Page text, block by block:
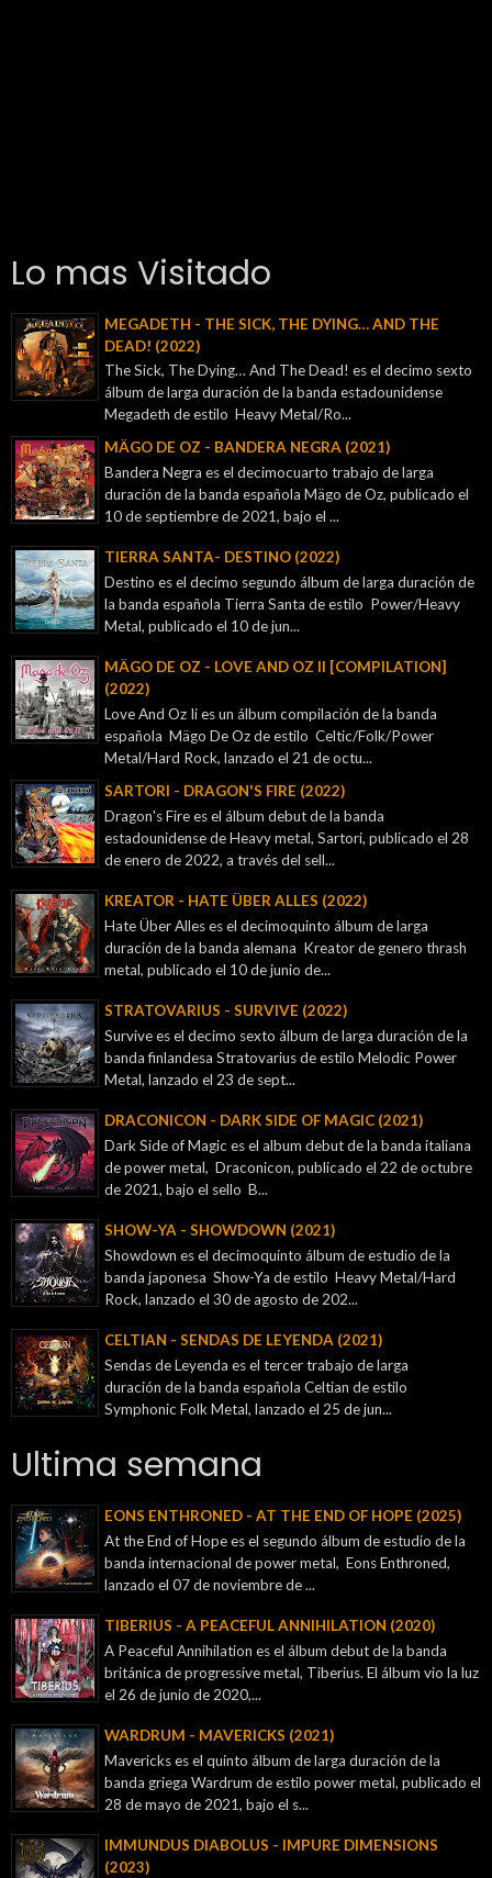
Lo mas Visitado
MEGADETH - THE SICK, THE DYING… AND THE
DEAD! (2022)
The Sick, The Dying… And The Dead! es el decimo sexto
álbum de larga duración de la banda estadounidense
Megadeth de estilo Heavy Metal/Ro...
MÄGO DE OZ - BANDERA NEGRA (2021)
Bandera Negra es el decimocuarto trabajo de larga
duración de la banda española Mägo de Oz, publicado el
10 de septiembre de 2021, bajo el ...
TIERRA SANTA- DESTINO (2022)
Destino es el decimo segundo álbum de larga duración de
la banda española Tierra Santa de estilo Power/Heavy
Metal, publicado el 10 de jun...
MÄGO DE OZ - LOVE AND OZ II [COMPILATION]
(2022)
Love And Oz Ii es un álbum compilación de la banda
española Mägo De Oz de estilo Celtic/Folk/Power
Metal/Hard Rock, lanzado el 21 de octu...
SARTORI - DRAGON'S FIRE (2022)
Dragon's Fire es el álbum debut de la banda
estadounidense de Heavy metal, Sartori, publicado el 28
de enero de 2022, a través del sell...
KREATOR - ‎HATE ÜBER ALLES (2022)
Hate Über Alles es el decimoquinto álbum de larga
duración de la banda alemana Kreator de genero thrash
metal, publicado el 10 de junio de...
STRATOVARIUS - SURVIVE (2022)
Survive es el decimo sexto álbum de larga duración de la
banda finlandesa Stratovarius de estilo Melodic Power
Metal, lanzado el 23 de sept...
DRACONICON - DARK SIDE OF MAGIC (2021)
Dark Side of Magic es el album debut de la banda italiana
de power metal, Draconicon, publicado el 22 de octubre
de 2021, bajo el sello B...
SHOW-YA - SHOWDOWN (2021)
Showdown es el decimoquinto álbum de estudio de la
banda japonesa Show-Ya de estilo Heavy Metal/Hard
Rock, lanzado el 30 de agosto de 202...
CELTIAN - SENDAS DE LEYENDA (2021)
Sendas de Leyenda es el tercer trabajo de larga
duración de la banda española Celtian de estilo
Symphonic Folk Metal, lanzado el 25 de jun...
Ultima semana
EONS ENTHRONED - AT THE END OF HOPE (2025)
At the End of Hope es el segundo álbum de estudio de la
banda internacional de power metal, Eons Enthroned,
lanzado el 07 de noviembre de ...
TIBERIUS - A PEACEFUL ANNIHILATION (2020)
A Peaceful Annihilation es el álbum debut de la banda
británica de progressive metal, Tiberius. El álbum vio la luz
el 26 de junio de 2020,...
WARDRUM - MAVERICKS (2021)
Mavericks es el quinto álbum de larga duración de la
banda griega Wardrum de estilo power metal, publicado el
28 de mayo de 2021, bajo el s...
IMMUNDUS DIABOLUS - IMPURE DIMENSIONS
(2023)